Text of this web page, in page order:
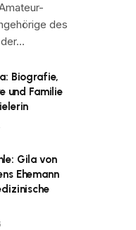
des
Biografie,
und Familie
Gila von
Ehemann